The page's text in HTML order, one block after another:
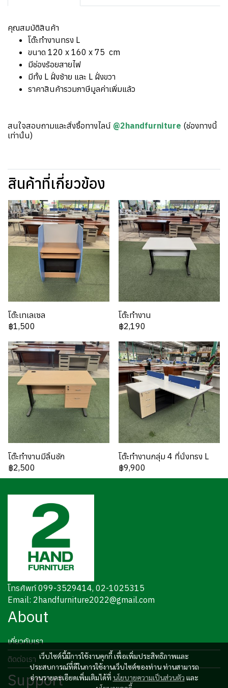
คุณสมบัติสินค้า
โต๊ะทำงานทรง L
ขนาด 120 x 160 x 75 cm
มีช่องร้อยสายไฟ
มีทั้ง L ฝั่งซ้าย และ L ฝั่งขวา
ราคาสินค้ารวมภาษีมูลค่าเพิ่มแล้ว
สนใจสอบถามและสั่งซื้อทางไลน์ @2handfurniture (ช่องทางนี้
เท่านั้น)
สินค้าที่เกี่ยวข้อง
โต๊ะเทเลเซล
฿1,500
โต๊ะทำงาน
฿2,190
โต๊ะทำงานมีลิ้นชัก
฿2,500
โต๊ะทำงานกลุ่ม 4 ที่นั่งทรง L
฿9,900
เว็บไซต์นี้มีการใช้งานคุกกี้ เพื่อเพิ่มประสิทธิภาพและ
ประสบการณ์ที่ดีในการใช้งานเว็บไซต์ของท่าน ท่านสามารถ
อ่านรายละเอียดเพิ่มเติมได้ที่ นโยบายความเป็นส่วนตัว และ
โทรศัพท์ 099-3529414, 02-1025315
Email: 2handfurniture2022@gmail.com
About
เกี่ยวกับเรา
ติดต่อเรา
Support